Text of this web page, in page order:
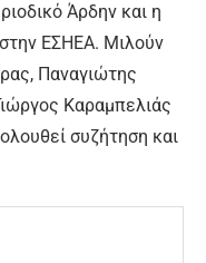
Άρδην και η
ΕΣΗΕΑ. Μιλούν
Παναγιώτης
Καραμπελιάς
συζήτηση και